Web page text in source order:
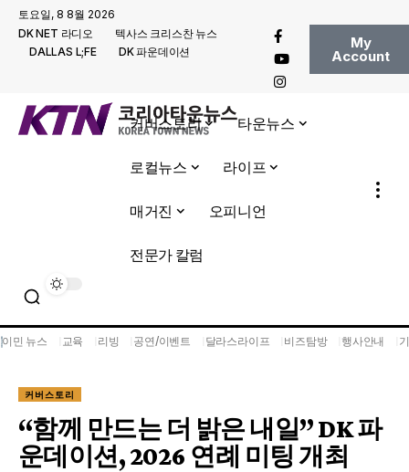
토요일, 8 8월 2026
DK NET 라디오
텍사스 크리스찬 뉴스
DALLAS L;FE
DK 파운데이션
My
Account
커버스토리 타운뉴스
로컬뉴스 라이프
매거진 오피니언
전문가 칼럼
이민 뉴스 교육 리빙 공연/이벤트 달라스라이프 비즈탐방 행사안내
커버스토리
“함께 만드는 더 밝은 내일” DK 파
운데이션, 2026 연례 미팅 개최